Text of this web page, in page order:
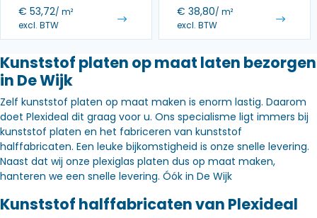
€ 53,72/ m²
excl. BTW
€ 38,80/ m²
excl. BTW
Kunststof platen op maat laten bezorgen
in De Wijk
Zelf kunststof platen op maat maken is enorm lastig. Daarom
doet Plexideal dit graag voor u. Ons specialisme ligt immers bij
kunststof platen en het fabriceren van kunststof
halffabricaten. Een leuke bijkomstigheid is onze snelle levering.
Naast dat wij onze plexiglas platen dus op maat maken,
hanteren we een snelle levering. Óók in De Wijk
Kunststof halffabricaten van Plexideal